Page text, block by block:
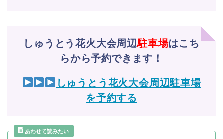
しゅうとう花火大会周辺駐車場はこち
らから予約できます！
しゅうとう花火大会周辺駐車場
を予約する